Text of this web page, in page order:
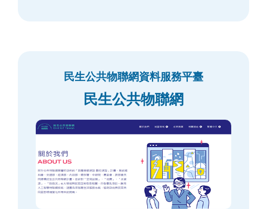
民生公共物聯網資料服務平臺
民生公共物聯網